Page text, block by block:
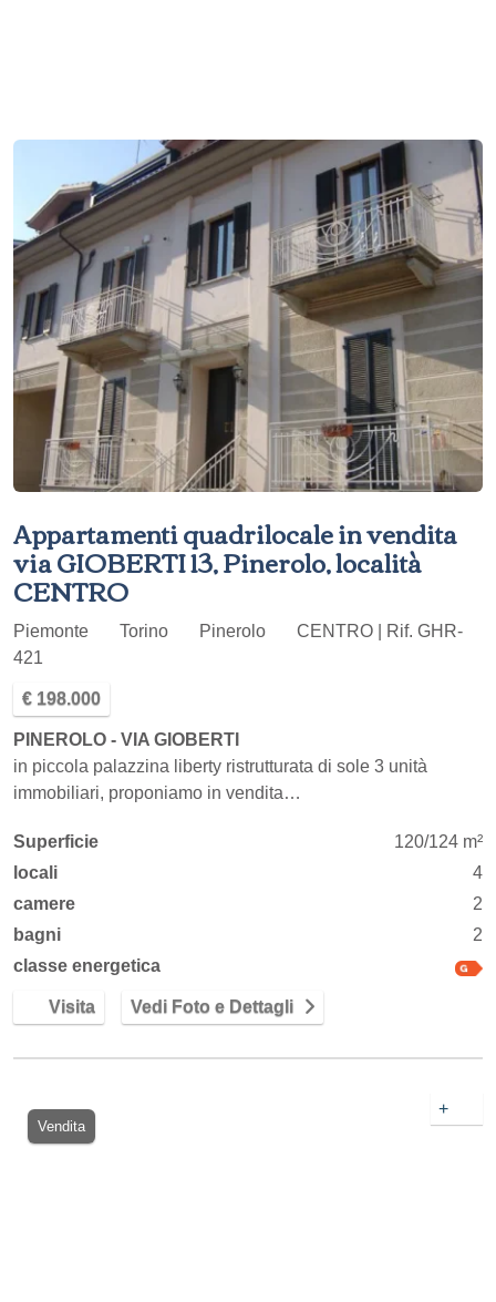
Appartamenti quadrilocale in vendita
via GIOBERTI 13, Pinerolo, località
CENTRO
Piemonte Torino Pinerolo
CENTRO | Rif. GHR-
421
€ 198.000
PINEROLO - VIA GIOBERTI
in piccola palazzina liberty ristrutturata di sole 3 unità
immobiliari, proponiamo in vendita…
Superficie
120/124 m²
locali
4
camere
2
bagni
2
classe energetica
Visita Vedi Foto e Dettagli
Vendita
+